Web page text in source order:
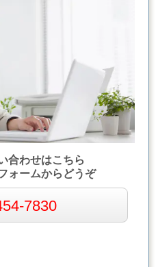
合わせはこちら
ォームからどうぞ
7830